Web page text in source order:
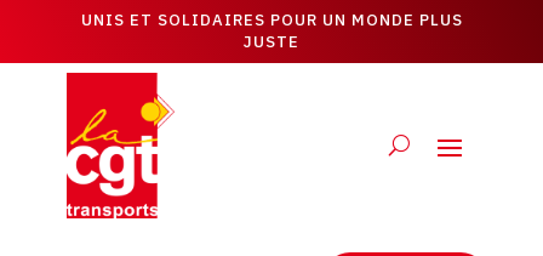
UNIS ET SOLIDAIRES POUR UN MONDE PLUS
JUSTE